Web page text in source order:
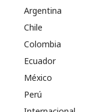
Argentina
Chile
Colombia
Ecuador
México
Perú